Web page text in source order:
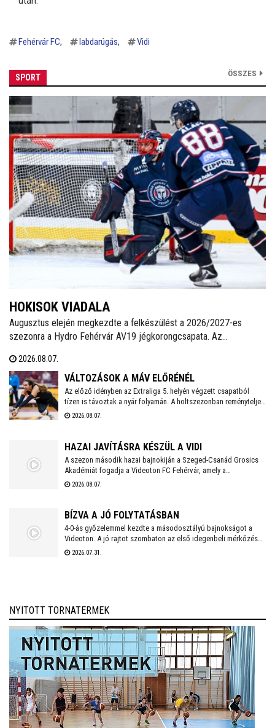
Fehérvár FC labdarúgás Vidi
SPORT ÖSSZES
HOKISOK VIADALA
Augusztus elején megkezdte a felkészülést a 2026/2027-es
szezonra a Hydro Fehérvár AV19 jégkorongcsapata. Az
teljesítményt nyújtó játékos csatlakozhat a Volán ICEHL-
keretéhez.
2026.08.07.
VÁLTOZÁSOK A MÁV ELŐRÉNÉL
Az előző idényben az Extraliga 5. helyén végzett csapatból
tízen is távoztak a nyár folyamán. A holtszezonban reményteljes
magyar és külföldi fiatalokkal, valamint bolgár válogatott
2026.08.07.
HAZAI JAVÍTÁSRA KÉSZÜL A VIDI
A szezon második hazai bajnokiján a Szeged-Csanád Grosics
Akadémiát fogadja a Videoton FC Fehérvár, amely a
Kazincbarcika elleni vereséget követően szeretne ismét
2026.08.07.
BÍZVA A JÓ FOLYTATÁSBAN
4-0-ás győzelemmel kezdte a másodosztályú bajnokságot a
Videoton. A jó rajtot szombaton az első idegenbeli mérkőzés
követi, a tavaly még NB I-es Kazincbarcika otthonában.
2026.07.31.
NYITOTT TORNATERMEK